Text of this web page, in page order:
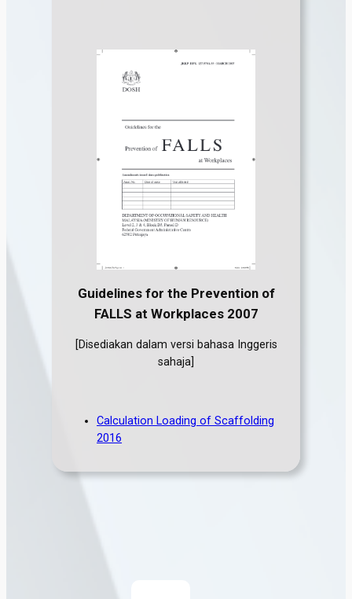
Guidelines for the Prevention of
FALLS at Workplaces 2007
[Disediakan dalam versi bahasa Inggeris
sahaja]
Calculation Loading of Scaffolding
2016